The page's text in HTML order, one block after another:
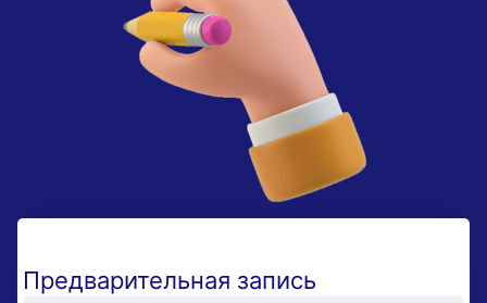
Предварительная запись